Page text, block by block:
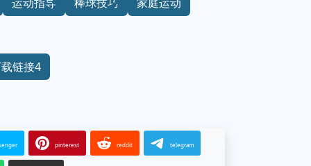
链接4
pinterest reddit telegram